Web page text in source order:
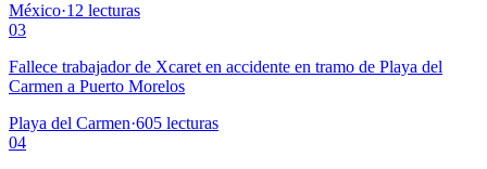
México·12 lecturas
03
Fallece trabajador de Xcaret en accidente en tramo de Playa del
Carmen a Puerto Morelos
Playa del Carmen·605 lecturas
04